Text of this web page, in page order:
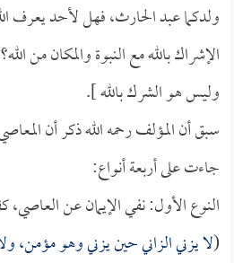
ولدكما عبد الحارث، فهل لأحد يعرف
الإشراك بالله مع النبوة والمكان من
وليس هو الشرك بالله ].
سبق أن المؤلف رحمه الله ذكر أن
جاءت على أربعة أنواع:
النوع الأول: نفي الإيمان عن
(لا يزني الزاني حين يزني وهو